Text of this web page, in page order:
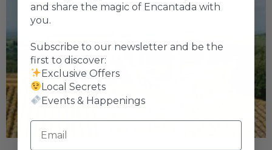
and share the magic of Encantada with
you.
Subscribe to our newsletter and be the
first to discover:
Exclusive Offers
Local Secrets
Events & Happenings